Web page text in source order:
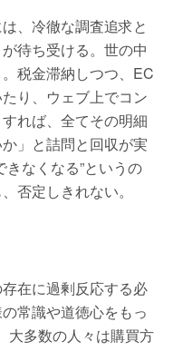
、冷徹な調査追求と
待ち受ける。世の中
税金滞納しつつ、EC
り、ウェブ上でコン
れば、全てその明細
」と詰問と回収が実
なくなる”というの
否定しきれない。
在に過剰反応する必
常識や道徳心をもっ
大多数の人々は購買方